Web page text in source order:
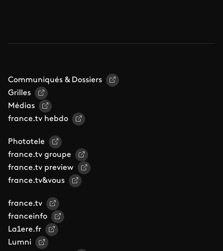
Communiqués & Dossiers
Grilles
Médias
france.tv hebdo
Phototele
france.tv groupe
france.tv preview
france.tv&vous
france.tv
franceinfo
La1ere.fr
Lumni